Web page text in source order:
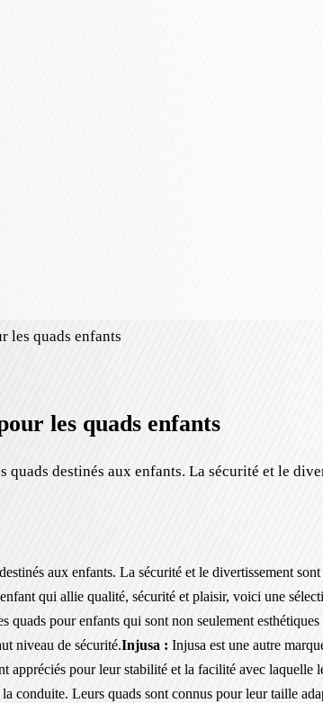
les quads enfants
les quads enfants
destinés aux enfants. La sécurité et le
aux enfants. La sécurité et le divertissement
qui allie qualité, sécurité et plaisir, voici une
pour enfants qui sont non seulement
niveau de sécurité.Injusa : Injusa est une autre
pour leur stabilité et la facilité avec laquelle
conduite. Leurs quads sont connus pour leur taille